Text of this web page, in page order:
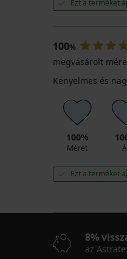
Ezt a terméket
100%
megvásárolt
Kényelmes és
100%
Méret
Ezt a terméket
8%
az